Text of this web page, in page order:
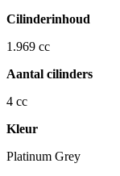
Cilinderinhoud
1.969 cc
Aantal cilinders
4 cc
Kleur
Platinum Grey